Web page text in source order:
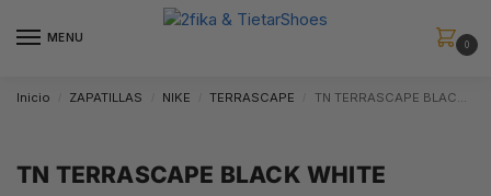
MENU
0
Inicio ZAPATILLAS NIKE TERRASCAPE TN TERRASCAPE BLACK WHITE
TN TERRASCAPE BLACK WHITE